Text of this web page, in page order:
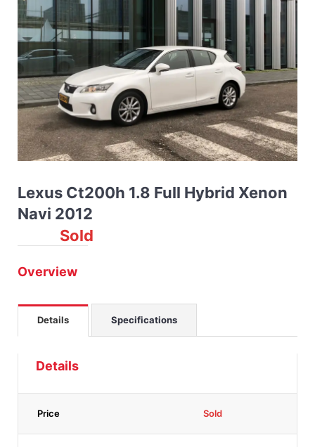
Lexus Ct200h 1.8 Full Hybrid Xenon
Navi 2012
Sold
Overview
Details Specifications
Details
Price Sold